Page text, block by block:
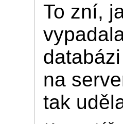
To zní,
na
tak